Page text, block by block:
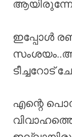
ഇപ്പോൾ
ടീച്ചറോട്
എന്റെ